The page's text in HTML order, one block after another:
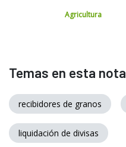
Agricultura
Temas en esta nota
recibidores de granos
liquidación de divisas